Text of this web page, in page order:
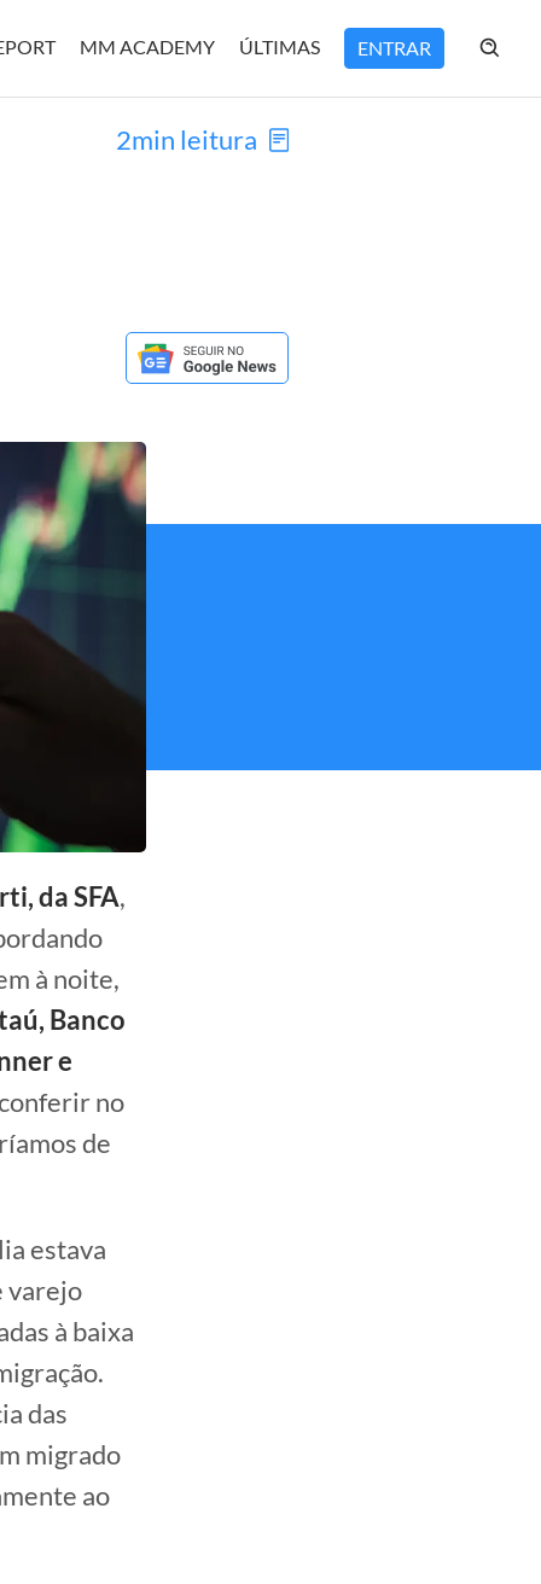
MM ACADEMY ÚLTIMAS ENTRAR
2min leitura
da SFA,
à noite,
Banco
e
no
de
estava
varejo
à baixa
das
migrado
ao